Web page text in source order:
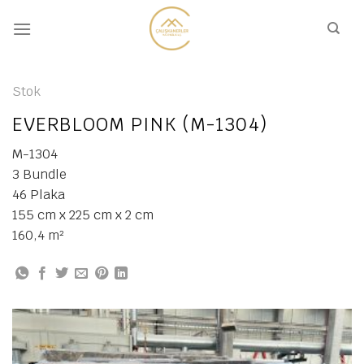
atla
Stok
EVERBLOOM PINK (M-1304)
M-1304
3 Bundle
46 Plaka
155 cm x 225 cm x 2 cm
160,4 m²